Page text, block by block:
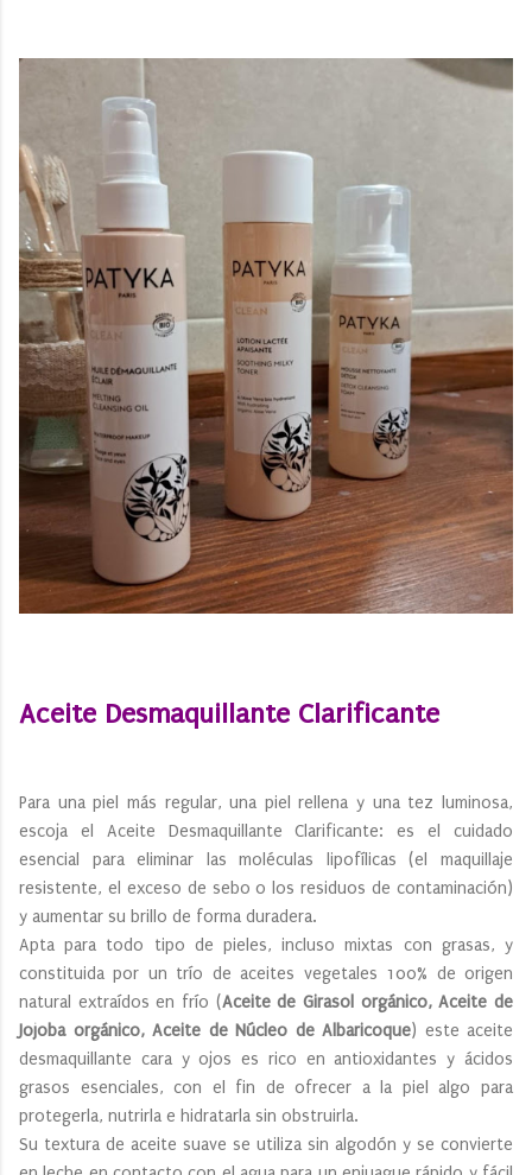
Aceite Desmaquillante Clarificante
Para una piel más regular, una piel rellena y una tez luminosa,
escoja el Aceite Desmaquillante Clarificante: es el cuidado
esencial para eliminar las moléculas lipofílicas (el maquillaje
resistente, el exceso de sebo o los residuos de contaminación)
y aumentar su brillo de forma duradera.
Apta para todo tipo de pieles, incluso mixtas con grasas, y
constituida por un trío de aceites vegetales 100% de origen
natural extraídos en frío (Aceite de Girasol orgánico, Aceite de
Jojoba orgánico, Aceite de Núcleo de Albaricoque) este aceite
desmaquillante cara y ojos es rico en antioxidantes y ácidos
grasos esenciales, con el fin de ofrecer a la piel algo para
protegerla, nutrirla e hidratarla sin obstruirla.
Su textura de aceite suave se utiliza sin algodón y se convierte